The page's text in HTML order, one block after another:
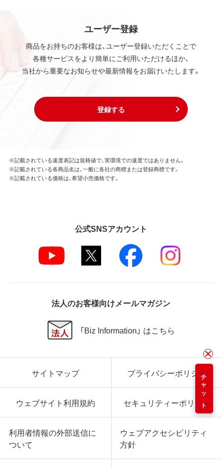
ユーザー登録
商品をお持ちのお客様は、ユーザー登録いただくことで
各種サービスをより簡単にご利用いただけるほか、
当社から重要なお知らせや最新情報をお届けいたします。
登録する
チャット
※記載されている速度表記は規格値で、実環境での速度ではありません。
※記載されている各商品名は、一般に各社の商標または登録商標です。
※記載されている価格は、希望小売価格です。
公式SNSアカウント
法人のお客様向けメールマガジン
「Biz Information」 はこちら
サイトマップ プライバシーポリシー
ウェブサイト利用規約 セキュリティーポリシー
利用者情報の外部送信に
ついて
ウェブアクセシビリティ
方針